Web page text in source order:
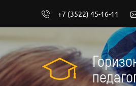
+7 (3522) 45-16-11